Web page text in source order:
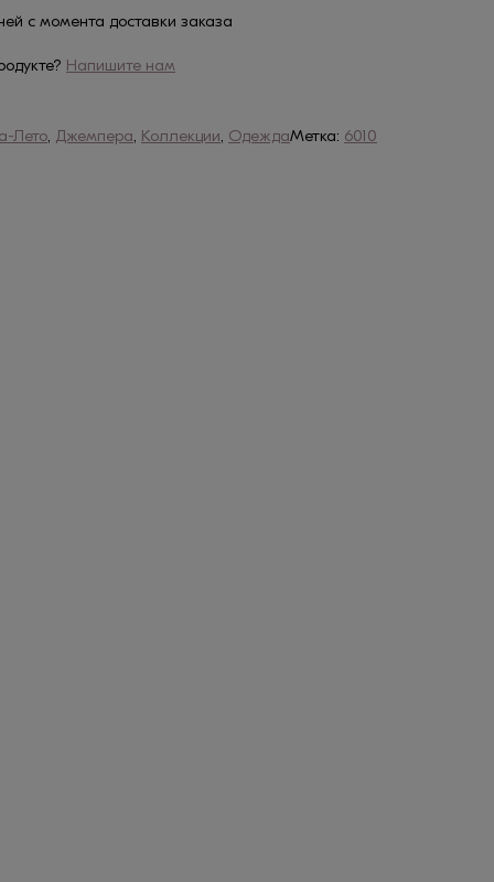
с момента доставки заказа
Напишите нам
Лето, Джемпера, Коллекции, ОдеждаМетка: 6010